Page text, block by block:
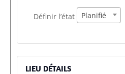
Définir l’état
Définir
l’état :
Planifié
LIEU DÉTAILS